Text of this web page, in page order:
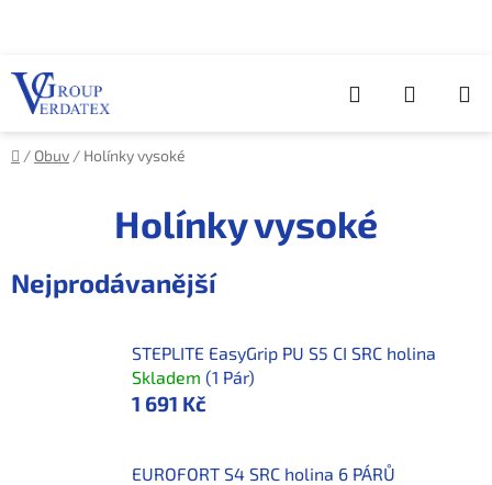
Hledat
KOŠÍK
Domů
/ Obuv / Holínky vysoké
Holínky vysoké
Nejprodávanější
STEPLITE EasyGrip PU S5 CI SRC holina
Skladem (1 Pár)
1 691 Kč
EUROFORT S4 SRC holina 6 PÁRŮ